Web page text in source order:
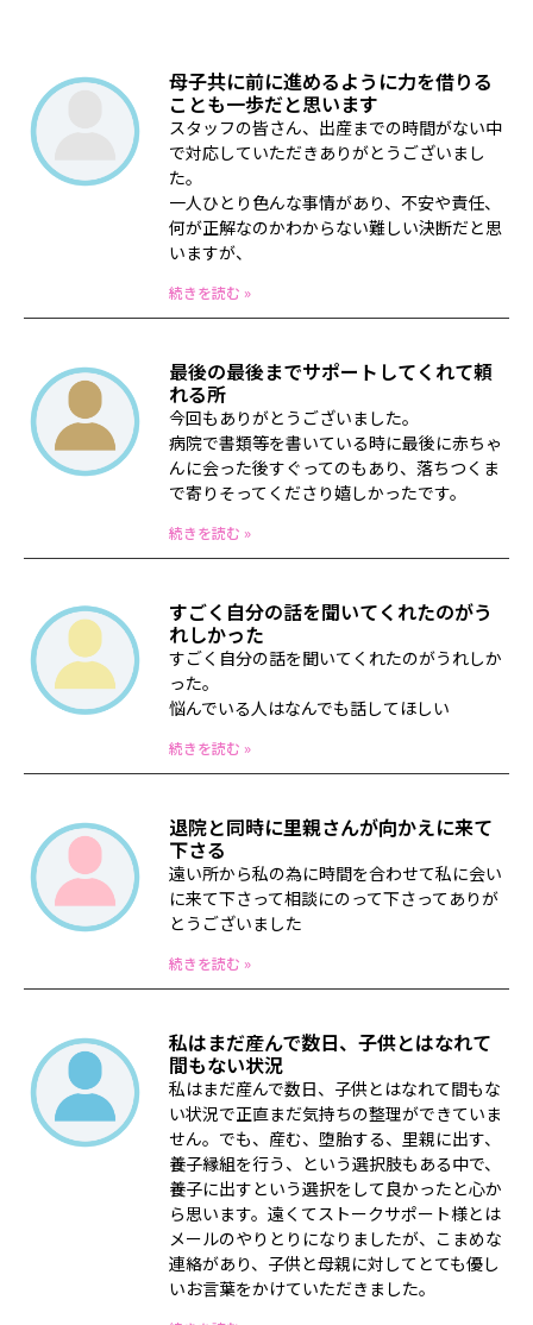
母子共に前に進めるように力を借りる
ことも一歩だと思います
スタッフの皆さん、出産までの時間がない中
で対応していただきありがとうございまし
た。
一人ひとり色んな事情があり、不安や責任、
何が正解なのかわからない難しい決断だと思
いますが、
続きを読む »
最後の最後までサポートしてくれて頼
れる所
今回もありがとうございました。
病院で書類等を書いている時に最後に赤ちゃ
んに会った後すぐってのもあり、落ちつくま
で寄りそってくださり嬉しかったです。
続きを読む »
すごく自分の話を聞いてくれたのがう
れしかった
すごく自分の話を聞いてくれたのがうれしか
った。
悩んでいる人はなんでも話してほしい
続きを読む »
退院と同時に里親さんが向かえに来て
下さる
遠い所から私の為に時間を合わせて私に会い
に来て下さって相談にのって下さってありが
とうございました
続きを読む »
私はまだ産んで数日、子供とはなれて
間もない状況
私はまだ産んで数日、子供とはなれて間もな
い状況で正直まだ気持ちの整理ができていま
せん。でも、産む、堕胎する、里親に出す、
養子縁組を行う、という選択肢もある中で、
養子に出すという選択をして良かったと心か
ら思います。遠くてストークサポート様とは
メールのやりとりになりましたが、こまめな
連絡があり、子供と母親に対してとても優し
いお言葉をかけていただきました。